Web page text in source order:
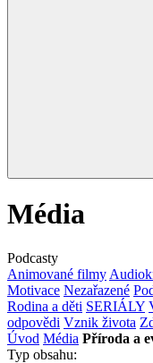
Média
Podcasty
Animované filmy
Motivace Nezařazené
Rodina a děti SERIÁLY
odpovědi Vznik života
Úvod Média Příroda a
Typ obsahu: